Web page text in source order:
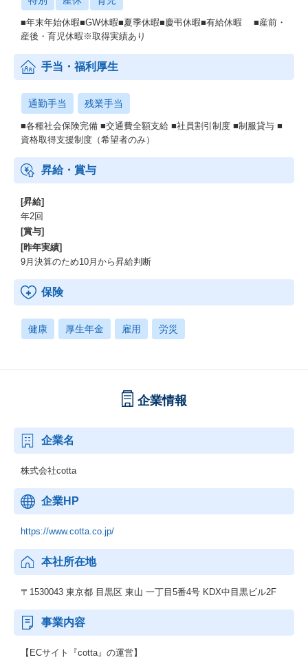
■年末年始休暇■GW休暇■夏季休暇■慶弔休暇■有給休暇 ■産前・
産後・育児休暇※取得実績あり
手当・福利厚生
通勤手当 残業手当
■各種社会保険完備 ■交通費全額支給 ■社員割引制度 ■制服貸与 ■
資格取得支援制度（希望者のみ）
昇給・賞与
[昇給]
年2回
[賞与]
[昨年実績]
9月決算のため10月から昇給判断
保険
健康 厚生年金 雇用 労災
企業情報
企業名
株式会社cotta
企業HP
https://www.cotta.co.jp/
本社所在地
〒1530043 東京都 目黒区 東山 一丁目5番4号 KDX中目黒ビル2F
事業内容
【ECサイト『cotta』の運営】